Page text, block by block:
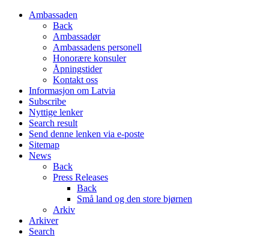
Ambassaden
Back
Ambassadør
Ambassadens personell
Honorære konsuler
Åpningstider
Kontakt oss
Informasjon om Latvia
Subscribe
Nyttige lenker
Search result
Send denne lenken via e-poste
Sitemap
News
Back
Press Releases
Back
Små land og den store bjørnen
Arkiv
Arkiver
Search